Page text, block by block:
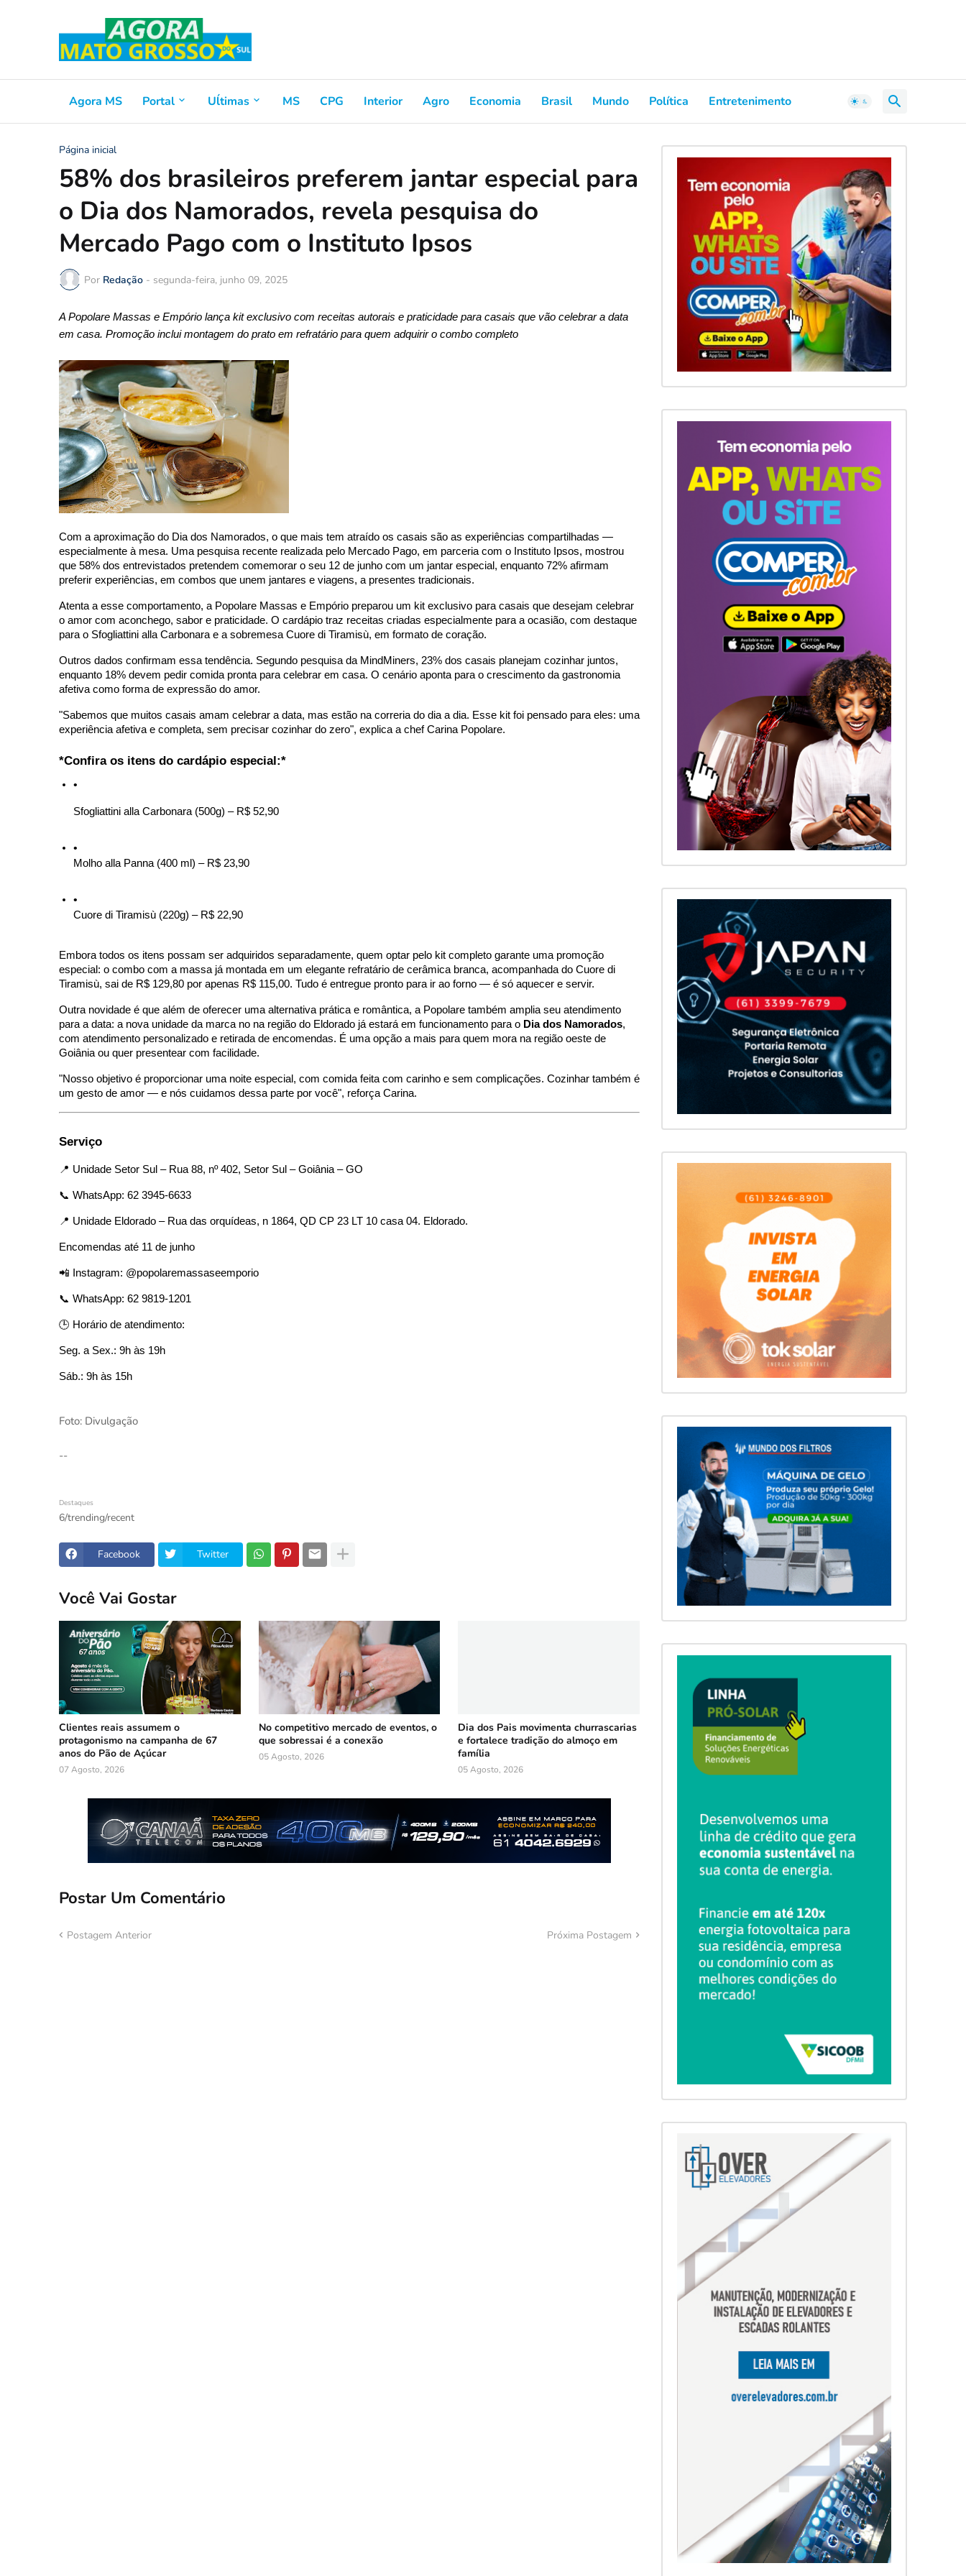
Agora MS Portal Uĺtimas MS CPG Interior Agro Economia Brasil Mundo Política Entretenimento
Página inicial
58% dos brasileiros preferem jantar especial para
o Dia dos Namorados, revela pesquisa do
Mercado Pago com o Instituto Ipsos
Por Redação - segunda-feira, junho 09, 2025
A Popolare Massas e Empório lança kit exclusivo com receitas autorais e praticidade para casais que vão celebrar a data
em casa. Promoção inclui montagem do prato em refratário para quem adquirir o combo completo
Com a aproximação do Dia dos Namorados, o que mais tem atraído os casais são as experiências compartilhadas —
especialmente à mesa. Uma pesquisa recente realizada pelo Mercado Pago, em parceria com o Instituto Ipsos, mostrou
que 58% dos entrevistados pretendem comemorar o seu 12 de junho com um jantar especial, enquanto 72% afirmam
preferir experiências, em combos que unem jantares e viagens, a presentes tradicionais.
Atenta a esse comportamento, a Popolare Massas e Empório preparou um kit exclusivo para casais que desejam celebrar
o amor com aconchego, sabor e praticidade. O cardápio traz receitas criadas especialmente para a ocasião, com destaque
para o Sfogliattini alla Carbonara e a sobremesa Cuore di Tiramisù, em formato de coração.
Outros dados confirmam essa tendência. Segundo pesquisa da MindMiners, 23% dos casais planejam cozinhar juntos,
enquanto 18% devem pedir comida pronta para celebrar em casa. O cenário aponta para o crescimento da gastronomia
afetiva como forma de expressão do amor.
"Sabemos que muitos casais amam celebrar a data, mas estão na correria do dia a dia. Esse kit foi pensado para eles: uma
experiência afetiva e completa, sem precisar cozinhar do zero", explica a chef Carina Popolare.
*Confira os itens do cardápio especial:*
Sfogliattini alla Carbonara (500g) – R$ 52,90
Molho alla Panna (400 ml) – R$ 23,90
Cuore di Tiramisù (220g) – R$ 22,90
Embora todos os itens possam ser adquiridos separadamente, quem optar pelo kit completo garante uma promoção
especial: o combo com a massa já montada em um elegante refratário de cerâmica branca, acompanhada do Cuore di
Tiramisù, sai de R$ 129,80 por apenas R$ 115,00. Tudo é entregue pronto para ir ao forno — é só aquecer e servir.
Outra novidade é que além de oferecer uma alternativa prática e romântica, a Popolare também amplia seu atendimento
para a data: a nova unidade da marca no na região do Eldorado já estará em funcionamento para o Dia dos Namorados,
com atendimento personalizado e retirada de encomendas. É uma opção a mais para quem mora na região oeste de
Goiânia ou quer presentear com facilidade.
"Nosso objetivo é proporcionar uma noite especial, com comida feita com carinho e sem complicações. Cozinhar também é
um gesto de amor — e nós cuidamos dessa parte por você", reforça Carina.
Serviço
📍 Unidade Setor Sul – Rua 88, nº 402, Setor Sul – Goiânia – GO
📞 WhatsApp: 62 3945-6633
📍 Unidade Eldorado – Rua das orquídeas, n 1864, QD CP 23 LT 10 casa 04. Eldorado.
Encomendas até 11 de junho
📲 Instagram: @popolaremassaseemporio
📞 WhatsApp: 62 9819-1201
🕒 Horário de atendimento:
Seg. a Sex.: 9h às 19h
Sáb.: 9h às 15h
Foto: Divulgação
--
Destaques
6/trending/recent
Facebook Twitter
Você Vai Gostar
Clientes reais assumem o
protagonismo na campanha de 67
anos do Pão de Açúcar
07 Agosto, 2026
No competitivo mercado de eventos, o
que sobressai é a conexão
05 Agosto, 2026
Dia dos Pais movimenta churrascarias
e fortalece tradição do almoço em
família
05 Agosto, 2026
Postar Um Comentário
Postagem Anterior Próxima Postagem